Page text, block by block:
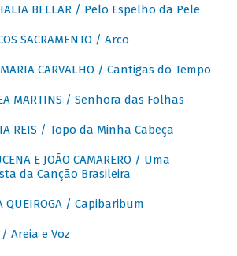
BELLAR / Pelo Espelho da Pele
SACRAMENTO / Arco
CARVALHO / Cantigas do Tempo
MARTINS / Senhora das Folhas
REIS / Topo da Minha Cabeça
E JOÃO CAMARERO / Uma
da Canção Brasileira
QUEIROGA / Capibaribum
/ Areia e Voz